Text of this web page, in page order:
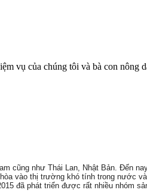
vụ của chúng tôi và bà con nông
cũng như Thái Lan, Nhật Bản. Đến
vào thị trường khó tính trong nước và
đã phát triển được rất nhiều nhóm